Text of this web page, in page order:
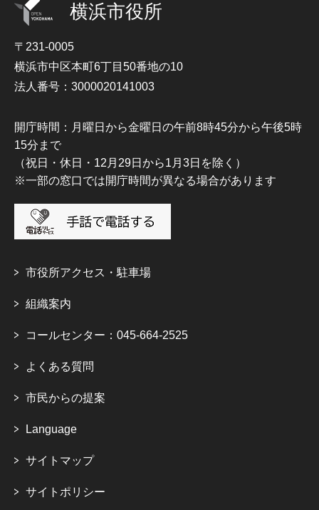
横浜市役所
〒231-0005
横浜市中区本町6丁目50番地の10
法人番号：3000020141003
開庁時間：月曜日から金曜日の午前8時45分から午後5時
15分まで
（祝日・休日・12月29日から1月3日を除く）
※一部の窓口では開庁時間が異なる場合があります
市役所アクセス・駐車場
組織案内
コールセンター：045-664-2525
よくある質問
市民からの提案
Language
サイトマップ
サイトポリシー